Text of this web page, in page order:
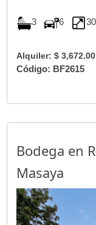
3 6
Alquiler: $ 3,672.00
Código: BF2615
Bodega en
Masaya